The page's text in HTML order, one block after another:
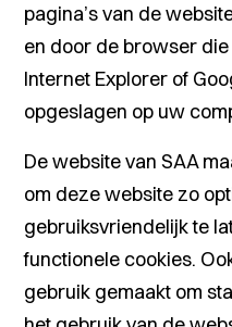
pagina’s van de
en door de browser
Internet Explorer of
opgeslagen op uw
De website van SAA
om deze website zo
gebruiksvriendelijk te
functionele cookies.
gebruik gemaakt om